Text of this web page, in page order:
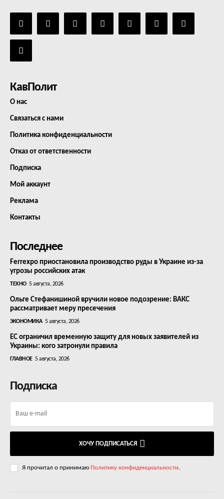
КавПолит
О нас
Связаться с нами
Политика конфиденциальности
Отказ от ответственности
Подписка
Мой аккаунт
Реклама
Контакты
Последнее
Ferrexpo приостановила производство руды в Украине из-за
угрозы российских атак
ТЕХНО 5 августа, 2026
Ольге Стефанишиной вручили новое подозрение: ВАКС
рассматривает меру пресечения
ЭКОНОМИКА 5 августа, 2026
ЕС ограничил временную защиту для новых заявителей из
Украины: кого затронули правила
ГЛАВНОЕ 5 августа, 2026
Подписка
ХОЧУ ПОДПИСАТЬСЯ
Я прочитал о принимаю Политику конфиденциальности.